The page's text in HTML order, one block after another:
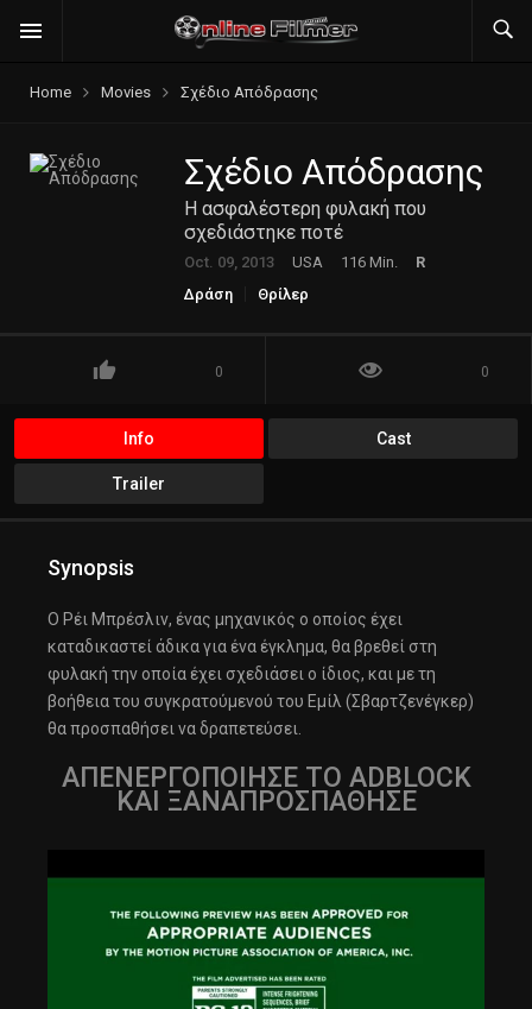
Home Movies Σχέδιο Απόδρασης
Σχέδιο Απόδρασης
Η ασφαλέστερη φυλακή που
σχεδιάστηκε ποτέ
Oct. 09, 2013 USA 116 Min.
R
Δράση
Θρίλερ
0 0
Info Cast
Trailer
Synopsis
Ο Ρέι Μπρέσλιν, ένας μηχανικός ο οποίος έχει
καταδικαστεί άδικα για ένα έγκλημα, θα βρεθεί στη
φυλακή την οποία έχει σχεδιάσει ο ίδιος, και με τη
βοήθεια του συγκρατούμενού του Εμίλ (Σβαρτζενέγκερ)
θα προσπαθήσει να δραπετεύσει.
ΑΠΕΝΕΡΓΟΠΟΙΗΣΕ ΤΟ ADBLOCK
ΚΑΙ ΞΑΝΑΠΡΟΣΠΑΘΗΣΕ